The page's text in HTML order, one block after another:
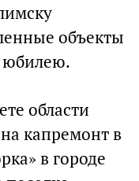
объекты
юбилею.
области
капремонт в
в городе